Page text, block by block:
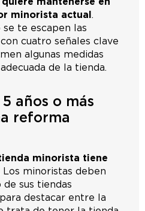
minorista actual.
te escapen las
cuatro señales clave
algunas medidas
de la tienda.
años o más
reforma
minorista tiene
Los minoristas deben
sus tiendas
destacar entre la